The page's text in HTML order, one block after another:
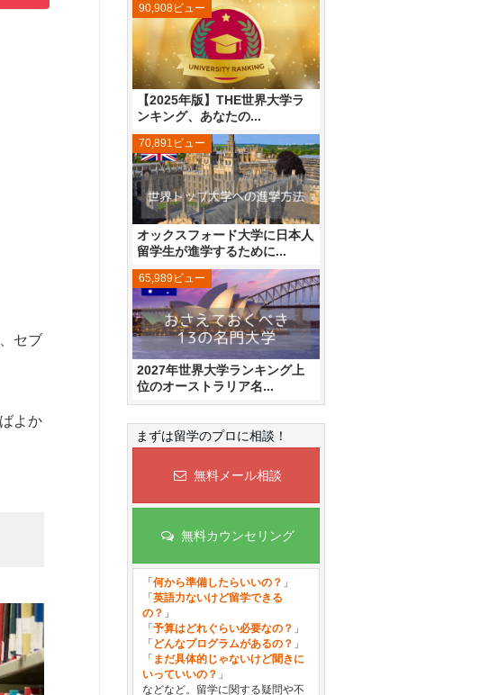
セブ
よか
【2025年版】THE世界大学ラ
ンキング、あなたの...
90,908ビュー
オックスフォード大学に日本人
留学生が進学するために...
70,891ビュー
2027年世界大学ランキング上
位のオーストラリア名...
65,989ビュー
まずは留学のプロに相談！
無料メール相談
無料カウンセリング
「 何から準備したらいいの？ 」
「 英語力ないけど留学できる
の？ 」
「 予算はどれぐらい必要なの？ 」
「 どんなプログラムがあるの？ 」
「 まだ具体的じゃないけど聞きに
いっていいの？ 」
などなど。留学に関する疑問や不